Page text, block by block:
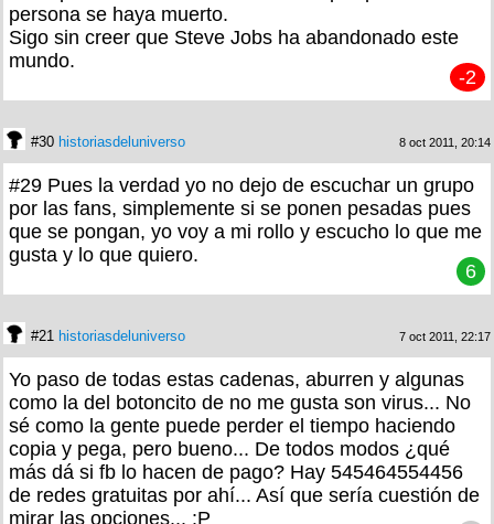
persona se haya muerto.
Sigo sin creer que Steve Jobs ha abandonado este
mundo.
-2
#30 historiasdeluniverso 8 oct 2011, 20:14
#29 Pues la verdad yo no dejo de escuchar un grupo
por las fans, simplemente si se ponen pesadas pues
que se pongan, yo voy a mi rollo y escucho lo que me
gusta y lo que quiero.
6
#21 historiasdeluniverso 7 oct 2011, 22:17
Yo paso de todas estas cadenas, aburren y algunas
como la del botoncito de no me gusta son virus... No
sé como la gente puede perder el tiempo haciendo
copia y pega, pero bueno... De todos modos ¿qué
más dá si fb lo hacen de pago? Hay 545464554456
de redes gratuitas por ahí... Así que sería cuestión de
mirar las opciones... :P